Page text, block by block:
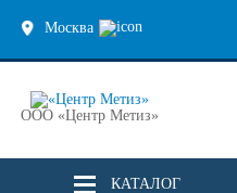
Москва
ООО «Центр Метиз»
КАТАЛОГ